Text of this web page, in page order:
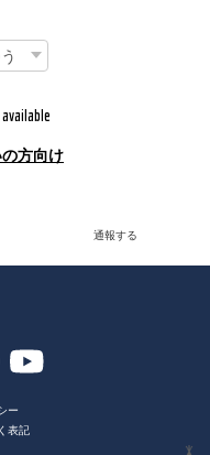
方向け
通報する
ー
表記